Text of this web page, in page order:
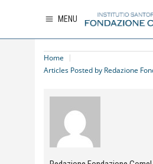
MENU
Home
Articles Posted by Redazione